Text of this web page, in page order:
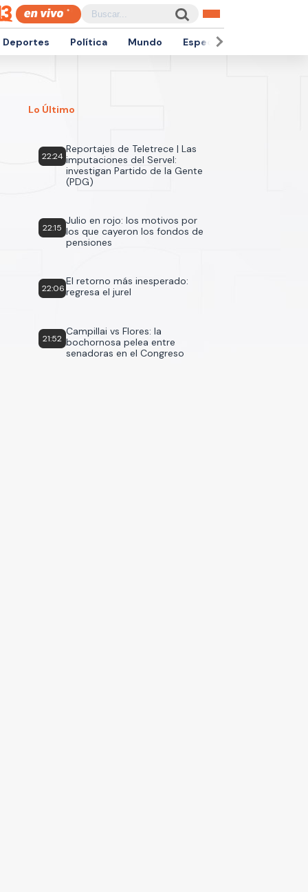
Deportes Política Mundo Espectáculos
Lo Último
22:24
Reportajes de Teletrece | Las
imputaciones del Servel:
investigan Partido de la Gente
(PDG)
22:15
Julio en rojo: los motivos por
los que cayeron los fondos de
pensiones
22:06
El retorno más inesperado:
regresa el jurel
21:52
Campillai vs Flores: la
bochornosa pelea entre
senadoras en el Congreso